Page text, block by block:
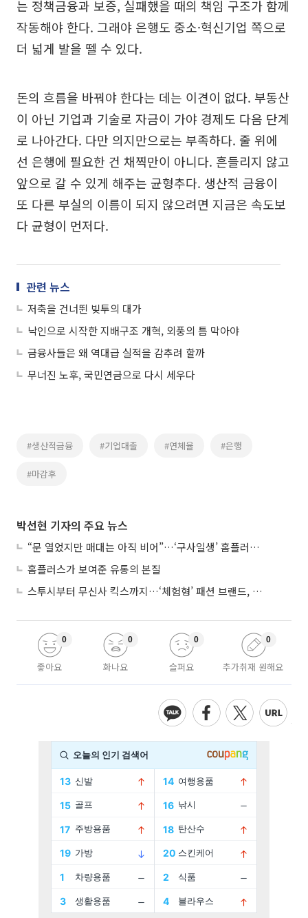
는 정책금융과 보증, 실패했을 때의 책임 구조가 함께
작동해야 한다. 그래야 은행도 중소·혁신기업 쪽으로
더 넓게 발을 뗄 수 있다.
돈의 흐름을 바꿔야 한다는 데는 이견이 없다. 부동산
이 아닌 기업과 기술로 자금이 가야 경제도 다음 단계
로 나아간다. 다만 의지만으로는 부족하다. 줄 위에
선 은행에 필요한 건 채찍만이 아니다. 흔들리지 않고
앞으로 갈 수 있게 해주는 균형추다. 생산적 금융이
또 다른 부실의 이름이 되지 않으려면 지금은 속도보
다 균형이 먼저다.
관련 뉴스
저축을 건너뛴 빚투의 대가
낙인으로 시작한 지배구조 개혁, 외풍의 틈 막아야
금융사들은 왜 역대급 실적을 감추려 할까
무너진 노후, 국민연금으로 다시 세우다
#생산적금융 #기업대출 #연체율 #은행
#마감후
박선현 기자의 주요 뉴스
“문 열었지만 매대는 아직 비어”…‘구사일생’ 홈플러스, 정상화 시험대
홈플러스가 보여준 유통의 본질
스투시부터 무신사 킥스까지…‘체험형’ 패션 브랜드, 잇단 제주행
좋아요
0
화나요
0
슬퍼요
0
추가취재 원해요
0